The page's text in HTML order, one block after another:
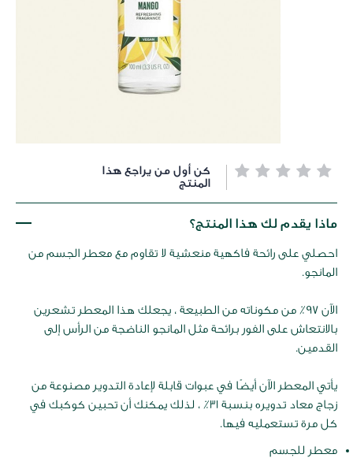
تخطي
بداية
معرض
كن أول من يراجع هذا
المنتج
ماذا يقدم لك هذا المنتج؟
احصلي على رائحة فاكهية منعشية لا تقاوم مع معطر الجسم من
المانجو.
الآن 97٪ من مكوناته من الطبيعة ، يجعلك هذا المعطر تشعرين
بالانتعاش على الفور برائحة مثل المانجو الناضجة من الرأس إلى
القدمين.
يأتي المعطر الآن أيضًا في عبوات قابلة لإعادة التدوير مصنوعة من
زجاج معاد تدويره بنسبة 31٪ ، لذلك يمكنك أن تحبين كوكبك في
كل مرة تستعمليه فيها.
معطر للجسم